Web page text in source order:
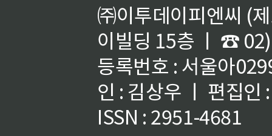
㈜이투데이피엔씨 (
이빌딩 15층 ㅣ ☎
등록번호 : 서울아
인 : 김상우 ㅣ 편집인
ISSN : 2951-4681